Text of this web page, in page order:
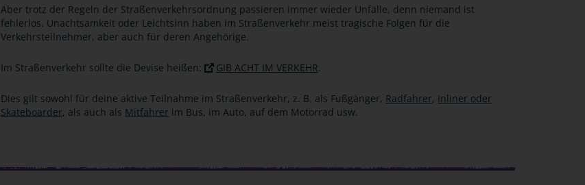
Aber trotz der Regeln der Straßenverkehrsordnung passieren immer wieder Unfälle, denn niemand ist
fehlerlos. Unachtsamkeit oder Leichtsinn haben im Straßenverkehr meist tragische Folgen für die
Verkehrsteilnehmer, aber auch für deren Angehörige.
Im Straßenverkehr sollte die Devise heißen: GIB ACHT IM VERKEHR.
Dies gilt sowohl für deine aktive Teilnahme im Straßenverkehr, z. B. als Fußgänger, Radfahrer, Inliner oder
Skateboarder, als auch als Mitfahrer im Bus, im Auto, auf dem Motorrad usw.